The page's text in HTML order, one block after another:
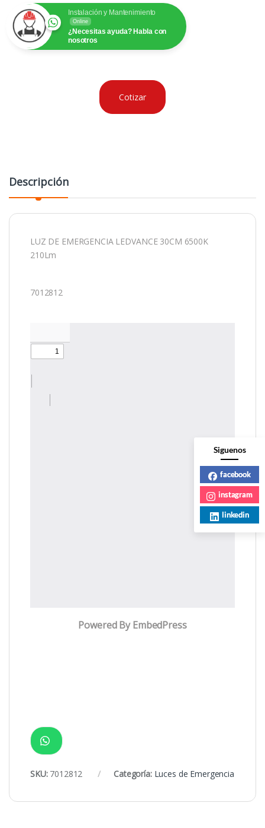
Instalación y Mantenimiento
Online
¿Necesitas ayuda? Habla con
nosotros
Cotizar
Descripción
LUZ DE EMERGENCIA LEDVANCE 30CM 6500K
210Lm
7012812
Powered By EmbedPress
SKU: 7012812 Categoría: Luces de Emergencia
Siguenos
facebook
instagram
linkedin